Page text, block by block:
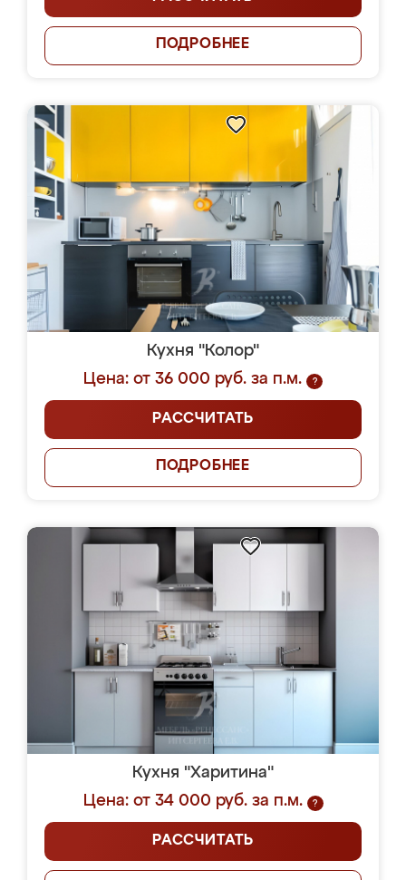
ПОДРОБНЕЕ
Кухня "Колор"
Цена: от 36 000 руб. за п.м.
?
РАССЧИТАТЬ
ПОДРОБНЕЕ
Кухня "Харитина"
Цена: от 34 000 руб. за п.м.
?
РАССЧИТАТЬ